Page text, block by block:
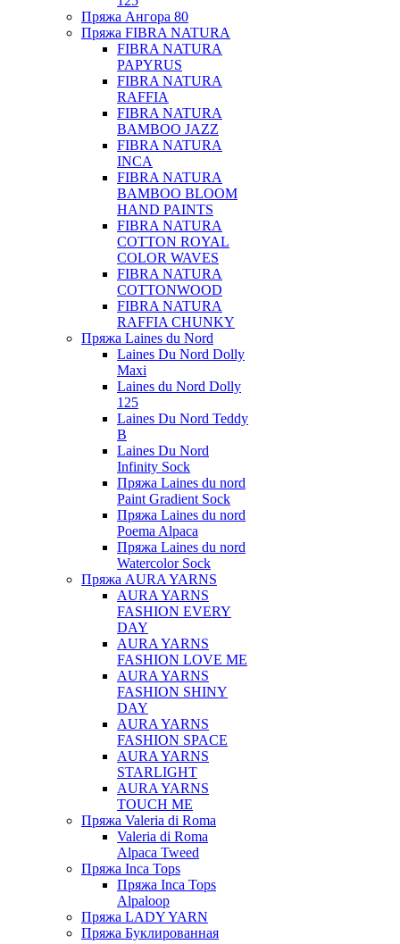
Пряжа Ангора 80
Пряжа FIBRA NATURA
FIBRA NATURA
PAPYRUS
FIBRA NATURA
RAFFIA
FIBRA NATURA
BAMBOO JAZZ
FIBRA NATURA
INCA
FIBRA NATURA
BAMBOO BLOOM
HAND PAINTS
FIBRA NATURA
COTTON ROYAL
COLOR WAVES
FIBRA NATURA
COTTONWOOD
FIBRA NATURA
RAFFIA CHUNKY
Пряжа Laines du Nord
Laines Du Nord Dolly
Maxi
Laines du Nord Dolly
125
Laines Du Nord Teddy
B
Laines Du Nord
Infinity Sock
Пряжа Laines du nord
Paint Gradient Sock
Пряжа Laines du nord
Poema Alpaca
Пряжа Laines du nord
Watercolor Sock
Пряжа AURA YARNS
AURA YARNS
FASHION EVERY
DAY
AURA YARNS
FASHION LOVE ME
AURA YARNS
FASHION SHINY
DAY
AURA YARNS
FASHION SPACE
AURA YARNS
STARLIGHT
AURA YARNS
TOUCH ME
Пряжа Valeria di Roma
Valeria di Roma
Alpaca Tweed
Пряжа Inca Tops
Пряжа Inca Tops
Alpaloop
Пряжа LADY YARN
Пряжа Буклированная